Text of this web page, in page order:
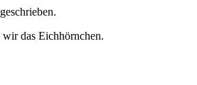
das Eichhörnchen.